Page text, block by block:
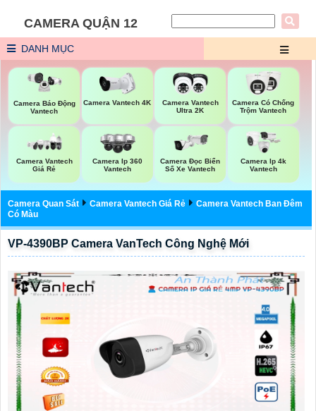
CAMERA QUẬN 12
DANH MỤC
Camera Báo Động
Vantech
Camera Vantech 4K
Camera Vantech
Ultra 2K
Camera Có Chống
Trộm Vantech
Camera Vantech
Giá Rẻ
Camera Ip 360
Vantech
Camera Đọc Biển
Số Xe Vantech
Camera Ip 4k
Vantech
Camera Quan Sát Camera Vantech Giá Rẻ
Camera Vantech Ban Đêm
Có Màu
VP-4390BP Camera VanTech Công Nghệ Mới